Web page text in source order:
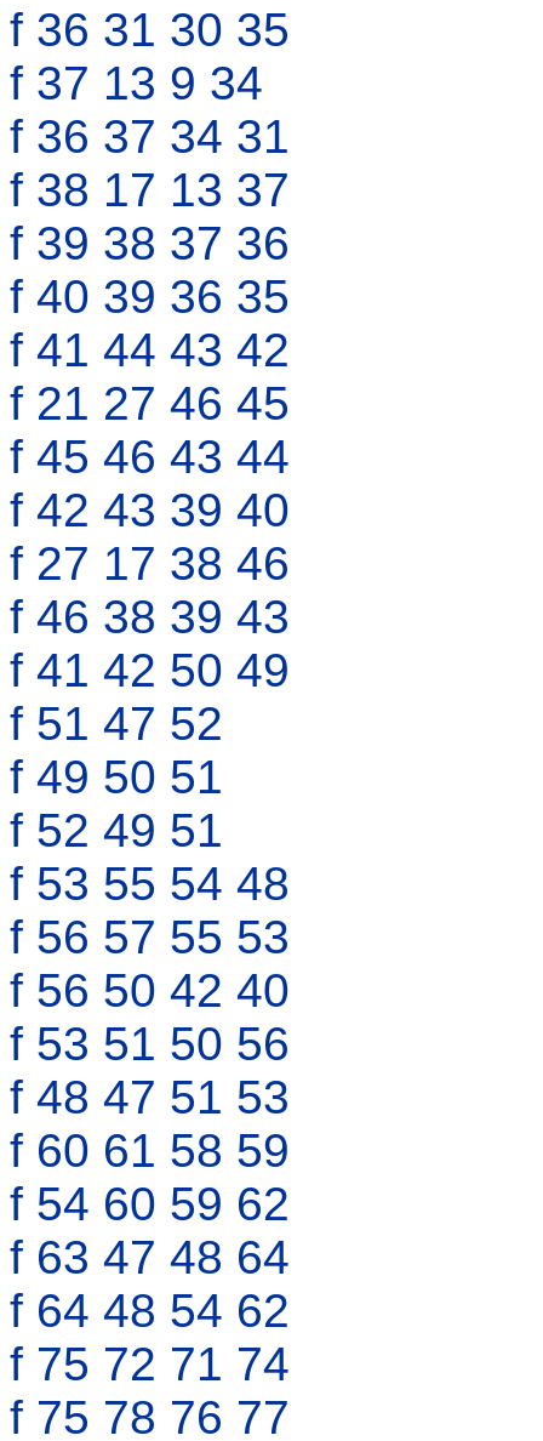
f 36 31 30 35
f 37 13 9 34
f 36 37 34 31
f 38 17 13 37
f 39 38 37 36
f 40 39 36 35
f 41 44 43 42
f 21 27 46 45
f 45 46 43 44
f 42 43 39 40
f 27 17 38 46
f 46 38 39 43
f 41 42 50 49
f 51 47 52
f 49 50 51
f 52 49 51
f 53 55 54 48
f 56 57 55 53
f 56 50 42 40
f 53 51 50 56
f 48 47 51 53
f 60 61 58 59
f 54 60 59 62
f 63 47 48 64
f 64 48 54 62
f 75 72 71 74
f 75 78 76 77